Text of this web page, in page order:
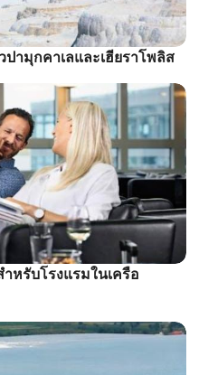
ามุกคาเลและเฮียราโพลิส
หรับโรงแรมในเครือ